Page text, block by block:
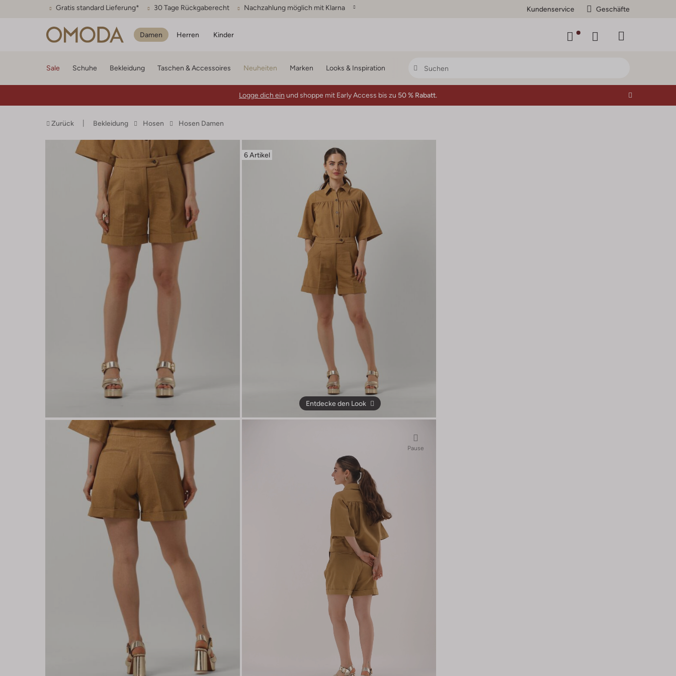
Gratis standard Lieferung* 30 Tage Rückgaberecht Nachzahlung möglich mit Klarna Kundenservice Geschäfte
Damen Herren Kinder
Sale Schuhe Bekleidung Taschen & Accessoires Neuheiten Marken Looks & Inspiration
Logge dich ein und shoppe mit Early Access bis zu 50 % Rabatt.
Zurück Bekleidung Hosen Hosen Damen
6 Artikel
Entdecke den Look
Pause